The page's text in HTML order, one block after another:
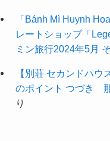
「Bánh Mì Huynh
レートショップ「
ミン旅行2024年5月 そ
【別荘 セカンドハウ
のポイント つづき
り